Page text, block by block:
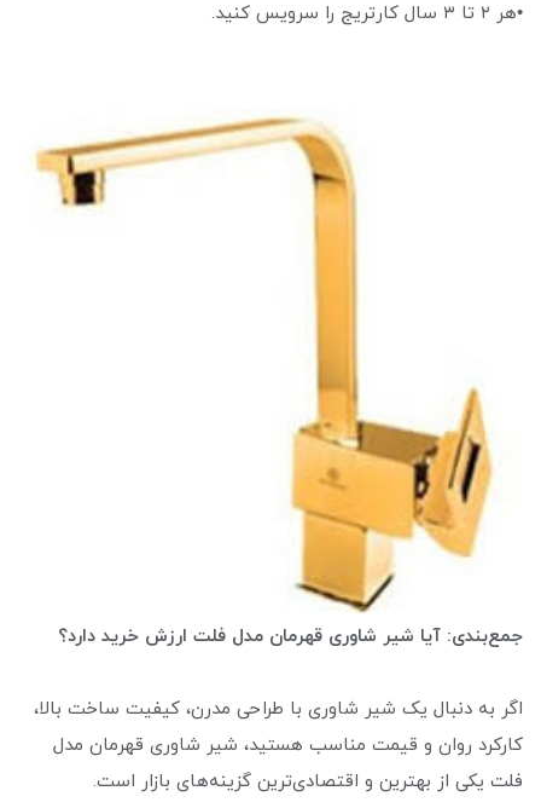
•هر ۲ تا ۳ سال کارتریج را سرویس کنید.
جمع‌بندی: آیا شیر شاوری قهرمان مدل فلت ارزش خرید دارد؟
اگر به دنبال یک شیر شاوری با طراحی مدرن، کیفیت ساخت بالا،
کارکرد روان و قیمت مناسب هستید، شیر شاوری قهرمان مدل
فلت یکی از بهترین و اقتصادی‌ترین گزینه‌های بازار است.